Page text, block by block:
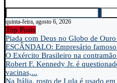
quinta-feira, agosto 6, 2026
Top Posts
Piada com Deus no Globo de
ESCÂNDALO: Empresário
O Exército Brasileiro na
Robert F. Kennedy Jr. é
vacinas,...
Na Itália, rosto de Lula é usado